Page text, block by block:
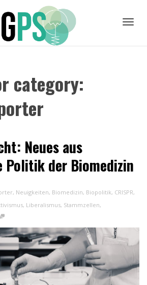
category:
Neues aus
Politik der Biomedizin
, Neuigkeiten, Biomedizin, Biopolitik, CRISPR,
, Liberalismus, Stammzellen,